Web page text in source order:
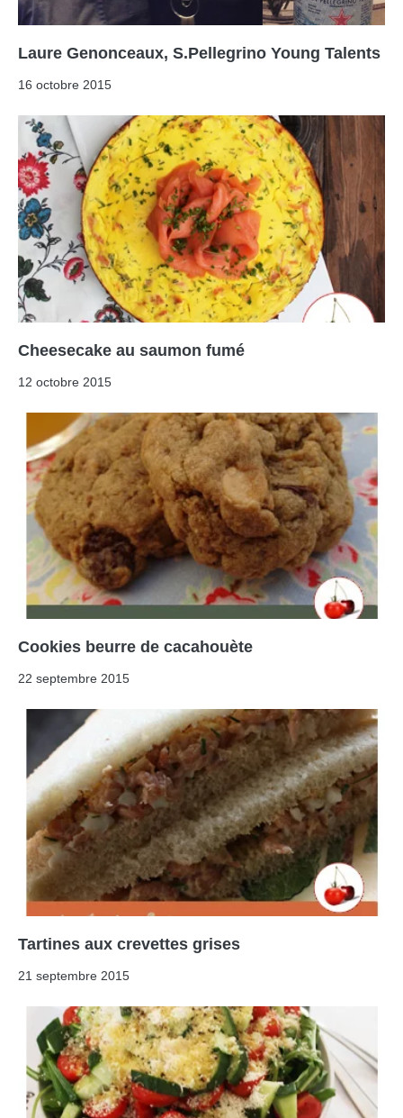
Laure Genonceaux, S.Pellegrino Young Talents
16 octobre 2015
Cheesecake au saumon fumé
12 octobre 2015
Cookies beurre de cacahouète
22 septembre 2015
Tartines aux crevettes grises
21 septembre 2015